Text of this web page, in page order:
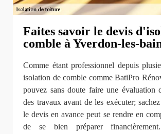
Faites savoir le devis
comble à Yverdon-les-
Comme étant professionnel depuis
isolation de comble comme BatiPro
pouvez sans doute faire une évaluation
des travaux avant de les exécuter;
le devis en avance peut se rendre en
de se bien préparer